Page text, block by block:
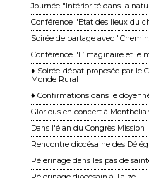
Journée "Intériorité dans la
Conférence "État des lieux du
Soirée de partage avec
Conférence "L’imaginaire et le
♦ Soirée-débat proposée par le
Monde Rural
♦ Confirmations dans le
Glorious en concert à
Dans l'élan du Congrès Mission
Rencontre diocésaine des
Pèlerinage dans les pas de